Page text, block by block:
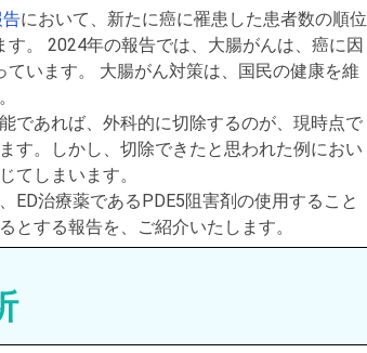
において、新たに癌に罹患した患者数の順位
。 2024年の報告では、大腸がんは、癌に因
います。 大腸がん対策は、国民の健康を維
であれば、外科的に切除するのが、現時点で
す。しかし、切除できたと思われた例におい
てしまいます。
ED治療薬であるPDE5阻害剤の使用すること
とする報告を、ご紹介いたします。